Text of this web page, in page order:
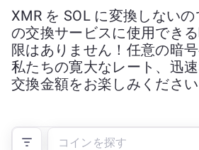
XMR を SOL に変換しない
の交換サービスに使用でき
限はありません！任意の暗号
私たちの寛大なレート、迅
交換金額をお楽しみください